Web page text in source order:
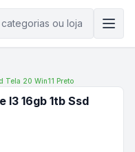
Tela 20 Win11 Preto
I3 16gb 1tb Ssd